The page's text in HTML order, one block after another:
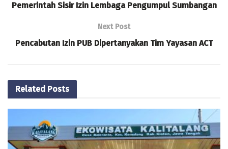
Pemerintah Sisir Izin Lembaga Pengumpul Sumbangan
Next Post
Pencabutan Izin PUB Dipertanyakan Tim Yayasan ACT
Related Posts